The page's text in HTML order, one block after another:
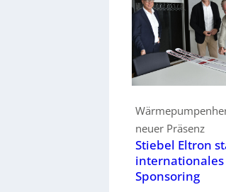
neuer Präsenz
Stiebel Eltron
internationales
Sponsoring